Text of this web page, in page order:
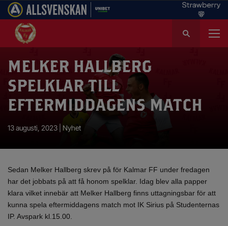
k
MELKER HALLBERG
SPELKLAR TILL
EFTERMIDDAGENS MATCH
13 augusti, 2023 | Nyhet
Sedan Melker Hallberg skrev på för Kalmar FF under fredagen
har det jobbats på att få honom spelklar. Idag blev alla papper
klara vilket innebär att Melker Hallberg finns uttagningsbar för att
kunna spela eftermiddagens match mot IK Sirius på Studenternas
IP. Avspark kl.15.00.